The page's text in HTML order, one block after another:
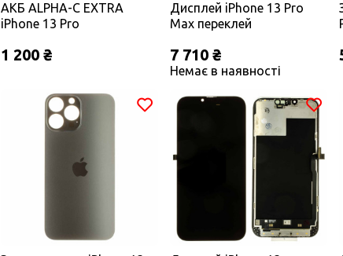
АКБ ALPHA-C EXTRA
iPhone 13 Pro
1 200 ₴
Дисплей iPhone 13 Pro
Max переклей
7 710 ₴
Немає в наявності